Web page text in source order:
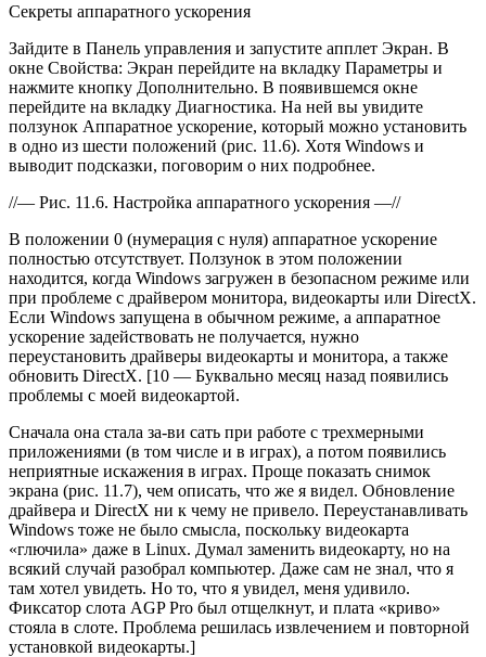
Секреты аппаратного ускорения
Зайдите в Панель управления и запустите апплет Экран. В
окне Свойства: Экран перейдите на вкладку Параметры и
нажмите кнопку Дополнительно. В появившемся окне
перейдите на вкладку Диагностика. На ней вы увидите
ползунок Аппаратное ускорение, который можно установить
в одно из шести положений (рис. 11.6). Хотя Windows и
выводит подсказки, поговорим о них подробнее.
//— Рис. 11.6. Настройка аппаратного ускорения —//
В положении 0 (нумерация с нуля) аппаратное ускорение
полностью отсутствует. Ползунок в этом положении
находится, когда Windows загружен в безопасном режиме или
при проблеме с драйвером монитора, видеокарты или DirectX.
Если Windows запущена в обычном режиме, а аппаратное
ускорение задействовать не получается, нужно
переустановить драйверы видеокарты и монитора, а также
обновить DirectX. [10 — Буквально месяц назад появились
проблемы с моей видеокартой.
Сначала она стала за-ви сать при работе с трехмерными
приложениями (в том числе и в играх), а потом появились
неприятные искажения в играх. Проще показать снимок
экрана (рис. 11.7), чем описать, что же я видел. Обновление
драйвера и DirectX ни к чему не привело. Переустанавливать
Windows тоже не было смысла, поскольку видеокарта
«глючила» даже в Linux. Думал заменить видеокарту, но на
всякий случай разобрал компьютер. Даже сам не знал, что я
там хотел увидеть. Но то, что я увидел, меня удивило.
Фиксатор слота AGP Pro был отщелкнут, и плата «криво»
стояла в слоте. Проблема решилась извлечением и повторной
установкой видеокарты.]